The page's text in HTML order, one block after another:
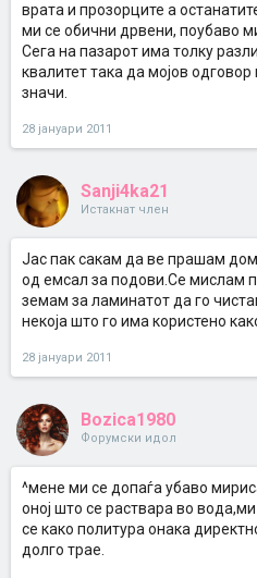
врата и прозорците а
ми се обични дрвени, поубаво
Сега на пазарот има толку
квалитет така да мојов
значи.
28 јануари 2011
Sanji4ka21
Истакнат член
Јас пак сакам да ве прашам
од емсал за подови.Се мислам
земам за ламинатот да го
некоја што го има користено
28 јануари 2011
Bozica1980
Форумски идол
^мене ми се допаѓа убаво
оној што се раствара во
се како политура онака
долго трае.